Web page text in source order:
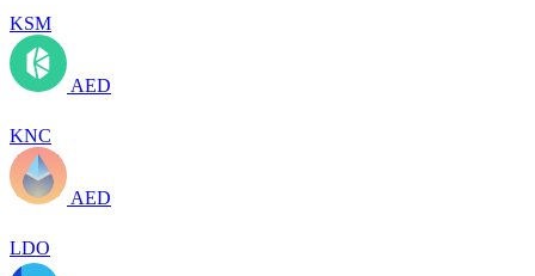
KSM
AED
KNC
AED
LDO